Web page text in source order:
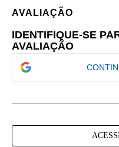
AVALIAÇÃO
IDENTIFIQUE-SE
AVALIAÇÃO